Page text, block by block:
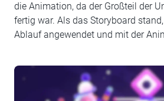
die Animation, da der Großteil der
fertig war. Als das Storyboard
Ablauf angewendet und mit der